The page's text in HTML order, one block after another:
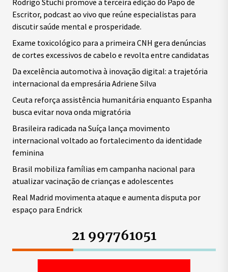
Rodrigo Stuchi promove a terceira edição do Papo de
Escritor, podcast ao vivo que reúne especialistas para
discutir saúde mental e prosperidade.
Exame toxicológico para a primeira CNH gera denúncias
de cortes excessivos de cabelo e revolta entre candidatas
Da excelência automotiva à inovação digital: a trajetória
internacional da empresária Adriene Silva
Ceuta reforça assistência humanitária enquanto Espanha
busca evitar nova onda migratória
Brasileira radicada na Suíça lança movimento
internacional voltado ao fortalecimento da identidade
feminina
Brasil mobiliza famílias em campanha nacional para
atualizar vacinação de crianças e adolescentes
Real Madrid movimenta ataque e aumenta disputa por
espaço para Endrick
21 997761051